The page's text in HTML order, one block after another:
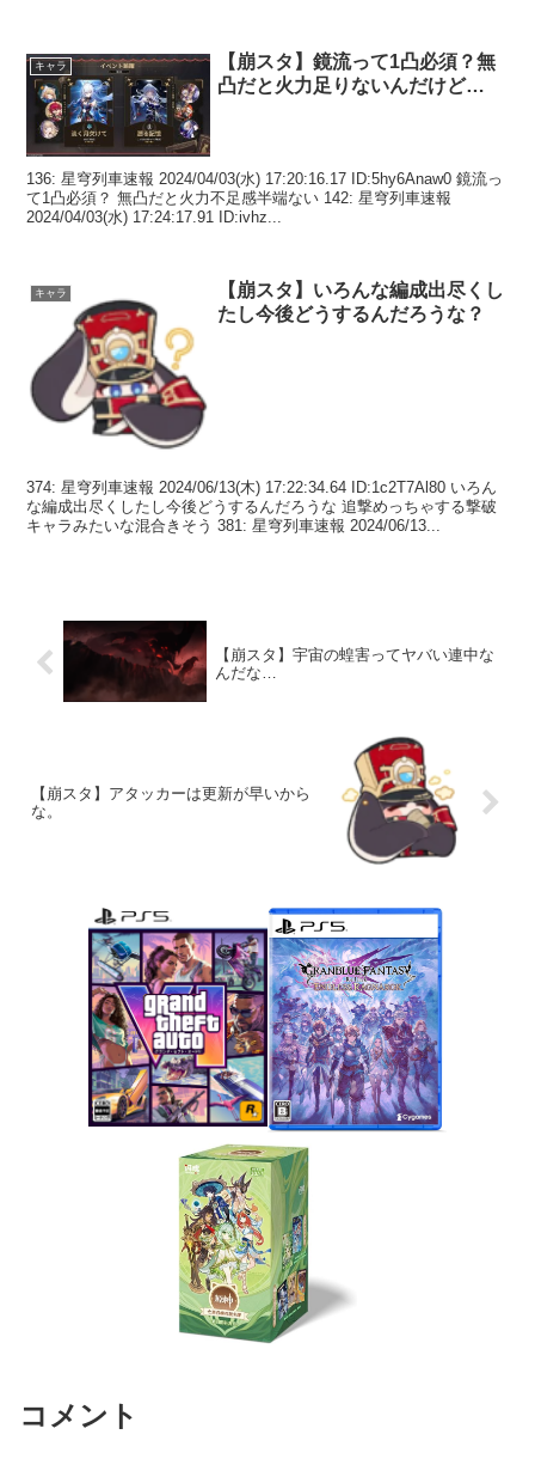
キャラ
【崩スタ】鏡流って1凸必須？無
凸だと火力足りないんだけど…
136: 星穹列車速報 2024/04/03(水) 17:20:16.17 ID:5hy6Anaw0 鏡流っ
て1凸必須？ 無凸だと火力不足感半端ない 142: 星穹列車速報
2024/04/03(水) 17:24:17.91 ID:ivhz...
キャラ
【崩スタ】いろんな編成出尽くし
たし今後どうするんだろうな？
374: 星穹列車速報 2024/06/13(木) 17:22:34.64 ID:1c2T7Al80 いろん
な編成出尽くしたし今後どうするんだろうな 追撃めっちゃする撃破
キャラみたいな混合きそう 381: 星穹列車速報 2024/06/13...
【崩スタ】宇宙の蝗害ってヤバい連中な
んだな…
【崩スタ】アタッカーは更新が早いから
な。
コメント